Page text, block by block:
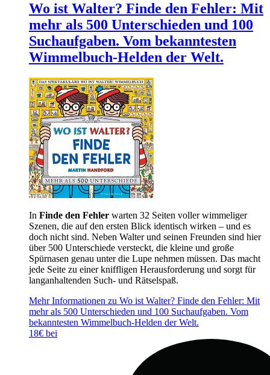
Wo ist Walter? Finde den Fehler: Mit
mehr als 500 Unterschieden und 100
Suchaufgaben. Vom bekanntesten
Wimmelbuch-Helden der Welt.
In Finde den Fehler warten 32 Seiten voller wimmeliger
Szenen, die auf den ersten Blick identisch wirken – und es
doch nicht sind. Neben Walter und seinen Freunden sind hier
über 500 Unterschiede versteckt, die kleine und große
Spürnasen genau unter die Lupe nehmen müssen. Das macht
jede Seite zu einer kniffligen Herausforderung und sorgt für
langanhaltenden Such- und Rätselspaß.
Mehr Informationen zu Wo ist Walter? Finde den Fehler: Mit
mehr als 500 Unterschieden und 100 Suchaufgaben. Vom
bekanntesten Wimmelbuch-Helden der Welt.
18€ bei